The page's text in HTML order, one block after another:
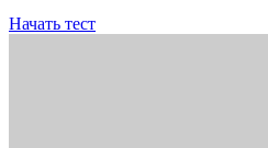
Начать тест